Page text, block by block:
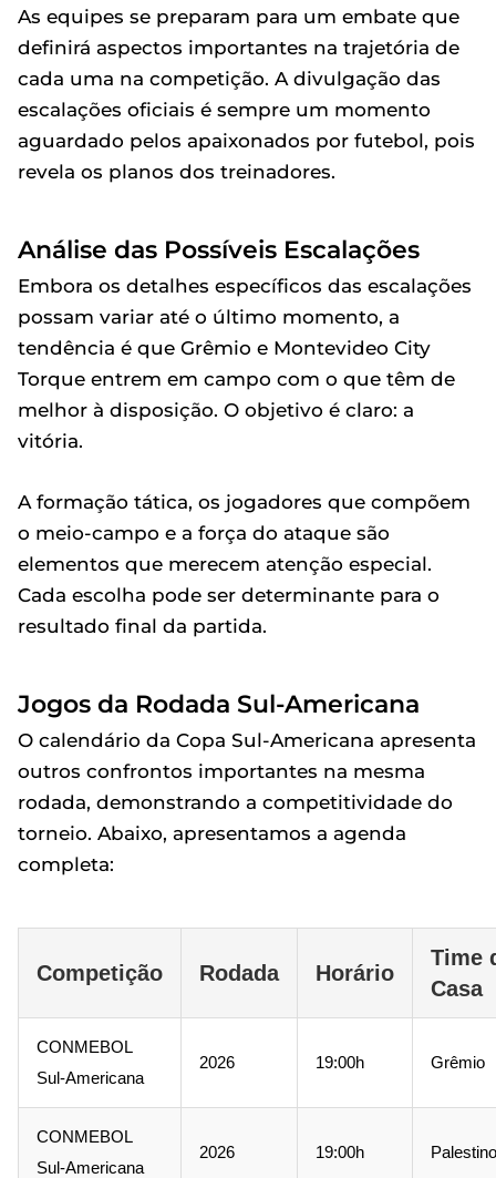
As equipes se preparam para um embate que
definirá aspectos importantes na trajetória de
cada uma na competição. A divulgação das
escalações oficiais é sempre um momento
aguardado pelos apaixonados por futebol, pois
revela os planos dos treinadores.
Análise das Possíveis Escalações
Embora os detalhes específicos das escalações
possam variar até o último momento, a
tendência é que Grêmio e Montevideo City
Torque entrem em campo com o que têm de
melhor à disposição. O objetivo é claro: a
vitória.
A formação tática, os jogadores que compõem
o meio-campo e a força do ataque são
elementos que merecem atenção especial.
Cada escolha pode ser determinante para o
resultado final da partida.
Jogos da Rodada Sul-Americana
O calendário da Copa Sul-Americana apresenta
outros confrontos importantes na mesma
rodada, demonstrando a competitividade do
torneio. Abaixo, apresentamos a agenda
completa:
Competição Rodada Horário
Time
Casa
CONMEBOL
Sul-Americana
2026 19:00h Grêmio
CONMEBOL
Sul-Americana
2026 19:00h Palestino